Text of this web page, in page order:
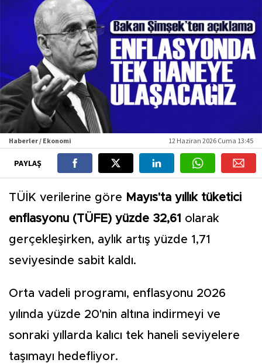
Haberler / Ekonomi 12 Haziran 2026 Cuma 13:45
PAYLAŞ
TÜİK verilerine göre Mayıs'ta yıllık tüketici
enflasyonu (TÜFE) yüzde 32,61 olarak
gerçekleşirken, aylık artış yüzde 1,71
seviyesinde sabit kaldı.
Orta vadeli programı, enflasyonu 2026
yılında yüzde 20'nin altına indirmeyi ve
sonraki yıllarda kalıcı tek haneli seviyelere
taşımayı hedefliyor.